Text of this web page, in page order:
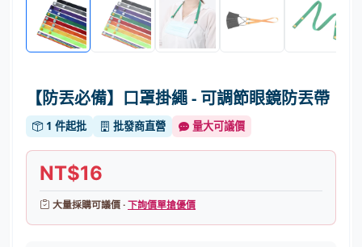
【防丟必備】口罩掛繩 - 可調節眼鏡防丟帶
1 件起批 批發商直營 量大可議價
NT$16
大量採購可議價 ·下詢價單搶優價